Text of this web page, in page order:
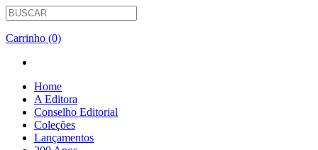
Carrinho (0)
Home
A Editora
Conselho Editorial
Coleções
Lançamentos